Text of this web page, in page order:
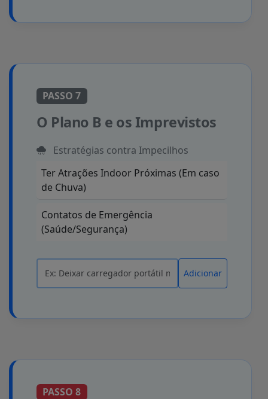
PASSO 7
O Plano B e os Imprevistos
Estratégias contra Impecilhos
Ter Atrações Indoor Próximas (Em caso
de Chuva)
Contatos de Emergência
(Saúde/Segurança)
Adicionar
PASSO 8